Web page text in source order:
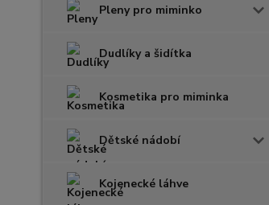
Pleny pro miminko
Dudlíky a šidítka
Kosmetika pro miminka
Dětské nádobí
Kojenecké láhve